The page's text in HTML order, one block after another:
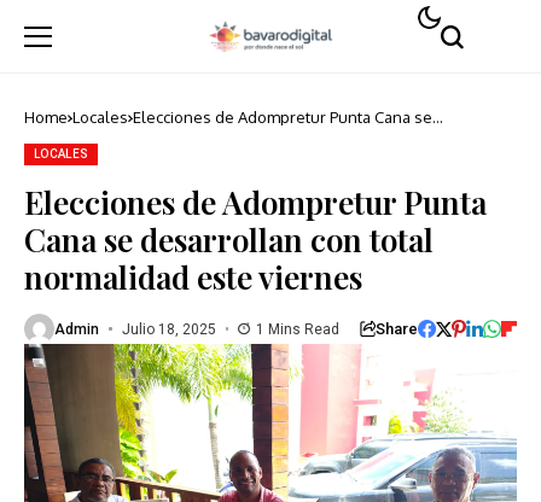
Home Locales Elecciones de Adompretur Punta Cana se
LOCALES
Elecciones de Adompretur Punta
Cana se desarrollan con total
normalidad este viernes
Admin Julio 18, 2025 1 Mins Read Share